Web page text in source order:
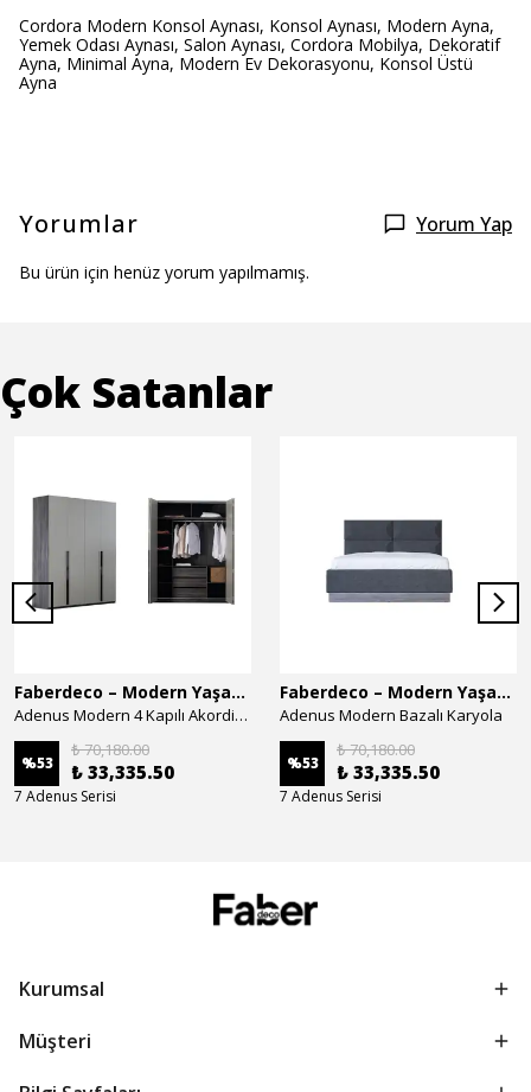
Cordora Modern Konsol Aynası, Konsol Aynası, Modern Ayna,
Yemek Odası Aynası, Salon Aynası, Cordora Mobilya, Dekoratif
Ayna, Minimal Ayna, Modern Ev Dekorasyonu, Konsol Üstü
Ayna
Yorumlar Yorum Yap
Bu ürün için henüz yorum yapılmamış.
Çok Satanlar
Faberdeco – Modern Yaşam Alanları İçin Özel Tasarım Mobilyalar
Adenus Modern 4 Kapılı Akordion Dolap
%53
₺ 70,180.00
₺ 33,335.50
7 Adenus Serisi
Faberdeco – Modern Yaşam Alanları İçin Özel Tasarım Mobilyalar
Adenus Modern Bazalı Karyola
%53
₺ 70,180.00
₺ 33,335.50
7 Adenus Serisi
Kurumsal
Müşteri